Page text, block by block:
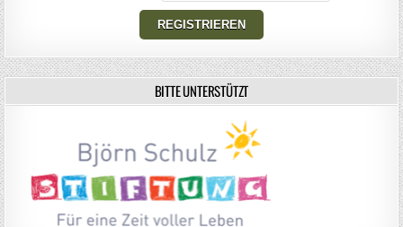
BITTE UNTERSTÜTZT